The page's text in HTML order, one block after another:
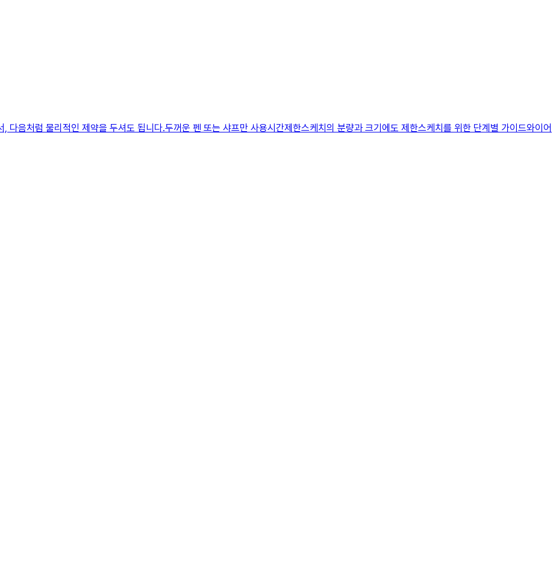
다음처럼 물리적인 제약을 두셔도 됩니다.두꺼운 펜 또는 샤프만 사용시간제한스케치의 분량과 크기에도 제한스케치를 위한 단계별 가이드와이어